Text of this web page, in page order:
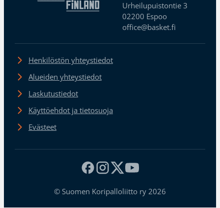
Urheilupuistontie 3
02200 Espoo
office@basket.fi
Henkilöstön yhteystiedot
Alueiden yhteystiedot
Laskutustiedot
Käyttöehdot ja tietosuoja
Evästeet
© Suomen Koripalloliitto ry 2026